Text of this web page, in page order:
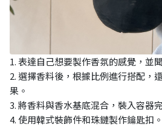
1. 表達自己想要製作香氛的感覺，並
2. 選擇香料後，根據比例進行搭配，
果。
3. 將香料與香水基底混合，裝入容器
4. 使用韓式裝飾件和珠鏈製作鑰匙扣。